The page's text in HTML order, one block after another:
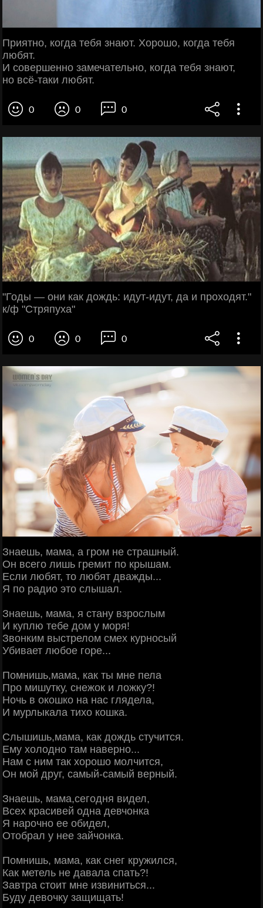
Приятно, когда тебя знают. Хорошо, когда тебя
любят.
И совершенно замечательно, когда тебя знают,
но всё-таки любят.
0 0 0
"Годы — они как дождь: идут-идут, да и проходят."
к/ф "Стряпуха"
0 0 0
Знаешь, мама, а гром не страшный.
Он всего лишь гремит по крышам.
Если любят, то любят дважды...
Я по радио это слышал.
Знаешь, мама, я стану взрослым
И куплю тебе дом у моря!
Звонким выстрелом смех курносый
Убивает любое горе...
Помнишь,мама, как ты мне пела
Про мишутку, снежок и ложку?!
Ночь в окошко на нас глядела,
И мурлыкала тихо кошка.
Слышишь,мама, как дождь стучится.
Ему холодно там наверно...
Нам с ним так хорошо молчится,
Он мой друг, самый-самый верный.
Знаешь, мама,сегодня видел,
Всех красивей одна девчонка
Я нарочно ее обидел,
Отобрал у нее зайчонка.
Помнишь, мама, как снег кружился,
Как метель не давала спать?!
Завтра стоит мне извиниться...
Буду девочку защищать!